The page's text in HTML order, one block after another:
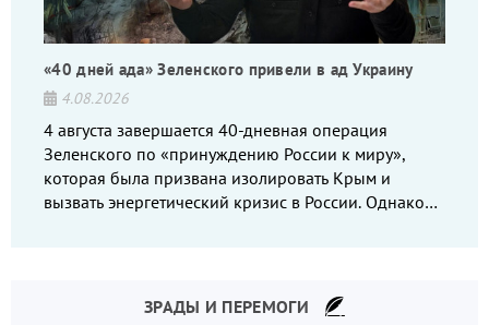
«40 дней ада» Зеленского привели в ад Украину
4.08.2026
4 августа завершается 40-дневная операция
Зеленского по «принуждению России к миру»,
которая была призвана изолировать Крым и
вызвать энергетический кризис в России. Однако
ЗРАДЫ И ПЕРЕМОГИ